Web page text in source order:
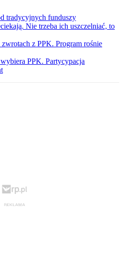
tradycyjnych funduszy
Nie trzeba ich uszczelniać, to
z PPK. Program rośnie
PPK. Partycypacja